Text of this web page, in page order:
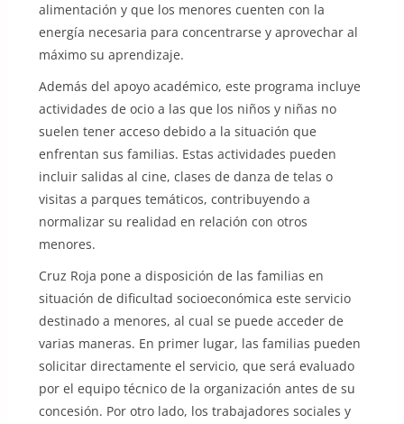
alimentación y que los menores cuenten con la
energía necesaria para concentrarse y aprovechar al
máximo su aprendizaje.
Además del apoyo académico, este programa incluye
actividades de ocio a las que los niños y niñas no
suelen tener acceso debido a la situación que
enfrentan sus familias. Estas actividades pueden
incluir salidas al cine, clases de danza de telas o
visitas a parques temáticos, contribuyendo a
normalizar su realidad en relación con otros
menores.
Cruz Roja pone a disposición de las familias en
situación de dificultad socioeconómica este servicio
destinado a menores, al cual se puede acceder de
varias maneras. En primer lugar, las familias pueden
solicitar directamente el servicio, que será evaluado
por el equipo técnico de la organización antes de su
concesión. Por otro lado, los trabajadores sociales y